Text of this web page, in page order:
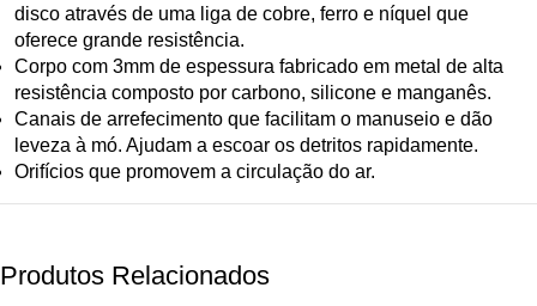
disco através de uma liga de cobre, ferro e níquel que
oferece grande resistência.
Corpo com 3mm de espessura fabricado em metal de alta
resistência composto por carbono, silicone e manganês.
Canais de arrefecimento que facilitam o manuseio e dão
leveza à mó. Ajudam a escoar os detritos rapidamente.
Orifícios que promovem a circulação do ar.
Produtos Relacionados